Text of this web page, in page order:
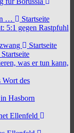
…
Startseite
5:1 gegen Rastpfuhl
Startseite
Startseite
was er tun kann,
Wort des
Hasborn
Ellenfeld